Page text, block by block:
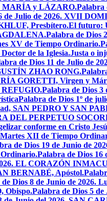
MARÍA y LÁZARO.Palabra
de Julio de 2026. XVII
Presbítero.El futuro:
Palabra de Dios
XV de Tiempo Ordinario.
de la Iglesia.Justa o
de Dios 11 de Julio de
ZHAO RONG.
GORETTI, Virgen y
REFUGIO.Palabra de Dios 3
Palabra de Dios 1º de
SAN PEDRO Y SAN
DEL PERPETUO
conforme en Cristo
Martes XII de Tiempo
de Dios 19 de Junio de
Ordinario.Palabra de Dios 16
EL CORAZÓN
BERNABÉ, Apóstol.
Dios 8 de Junio de 2026.
Obispo.Palabra de Dios 5